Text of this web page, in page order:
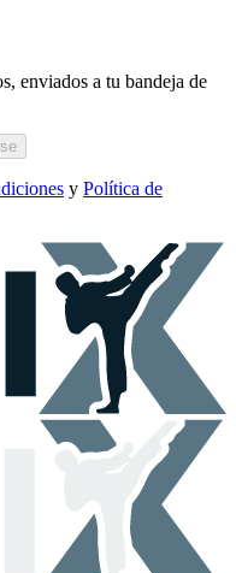
enviados a tu bandeja de
y Política de